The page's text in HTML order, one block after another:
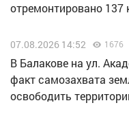
отремонтировано 137
07.08.2026 14:52 1676
В Балакове на ул.
факт самозахвата
освободить